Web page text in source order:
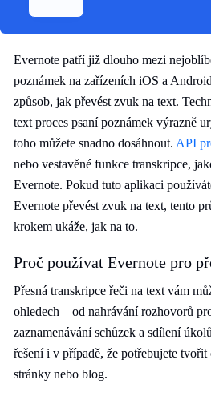
Evernote patří již dlouho mezi
poznámek na zařízeních iOS a
způsob, jak převést zvuk na text.
text proces psaní poznámek výrazně
toho můžete snadno dosáhnout. API
nebo vestavěné funkce transkripce,
Evernote. Pokud tuto aplikaci
Evernote převést zvuk na text, tento
krokem ukáže, jak na to.
Proč používat Evernote pro
Přesná transkripce řeči na text vám
ohledech – od nahrávání rozhovorů
zaznamenávání schůzek a sdílení
řešení i v případě, že potřebujete
stránky nebo blog.